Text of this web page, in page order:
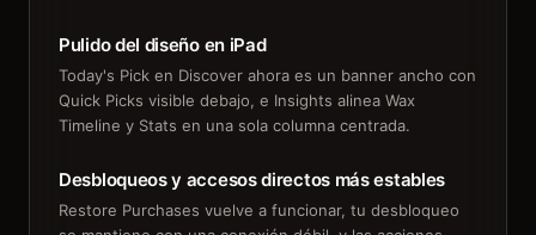
Pulido del diseño en iPad
Today's Pick en Discover ahora es un banner ancho con
Quick Picks visible debajo, e Insights alinea Wax
Timeline y Stats en una sola columna centrada.
Desbloqueos y accesos directos más estables
Restore Purchases vuelve a funcionar, tu desbloqueo